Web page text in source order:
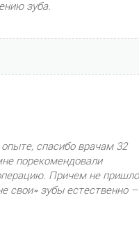
зуба.
спасибо врачам 32
порекомендовали
Причем не
свои» зубы естественно –